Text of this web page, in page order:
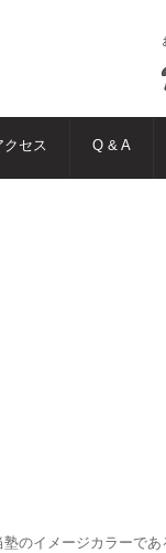
クセス Q & A
のイメージカラーであ